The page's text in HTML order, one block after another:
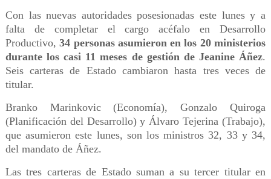
Con las nuevas autoridades posesionadas este lunes y a
falta de completar el cargo acéfalo en Desarrollo
Productivo,34 personas asumieron en los 20 ministerios
durante los casi 11 meses de gestión de Jeanine Áñez.
Seis carteras de Estado cambiaron hasta tres veces de
titular.
Branko Marinkovic (Economía), Gonzalo Quiroga
(Planificación del Desarrollo) y Álvaro Tejerina (Trabajo),
que asumieron este lunes, son los ministros 32, 33 y 34,
del mandato de Áñez.
Las tres carteras de Estado suman a su tercer titular en